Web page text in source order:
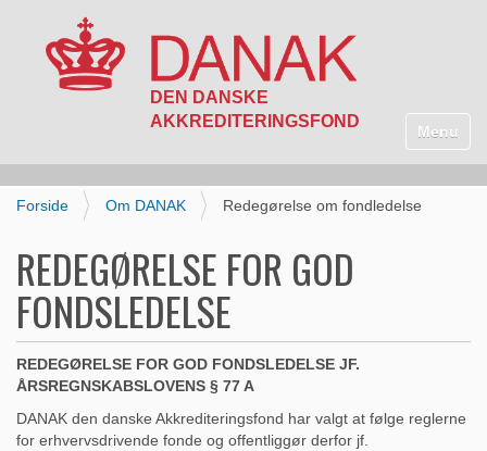
Toggle
Forside Om DANAK Redegørelse om fondledelse
REDEGØRELSE FOR GOD
FONDSLEDELSE
REDEGØRELSE FOR GOD FONDSLEDELSE JF.
ÅRSREGNSKABSLOVENS § 77 A
DANAK den danske Akkrediteringsfond har valgt at følge reglerne
for erhvervsdrivende fonde og offentliggør derfor jf.